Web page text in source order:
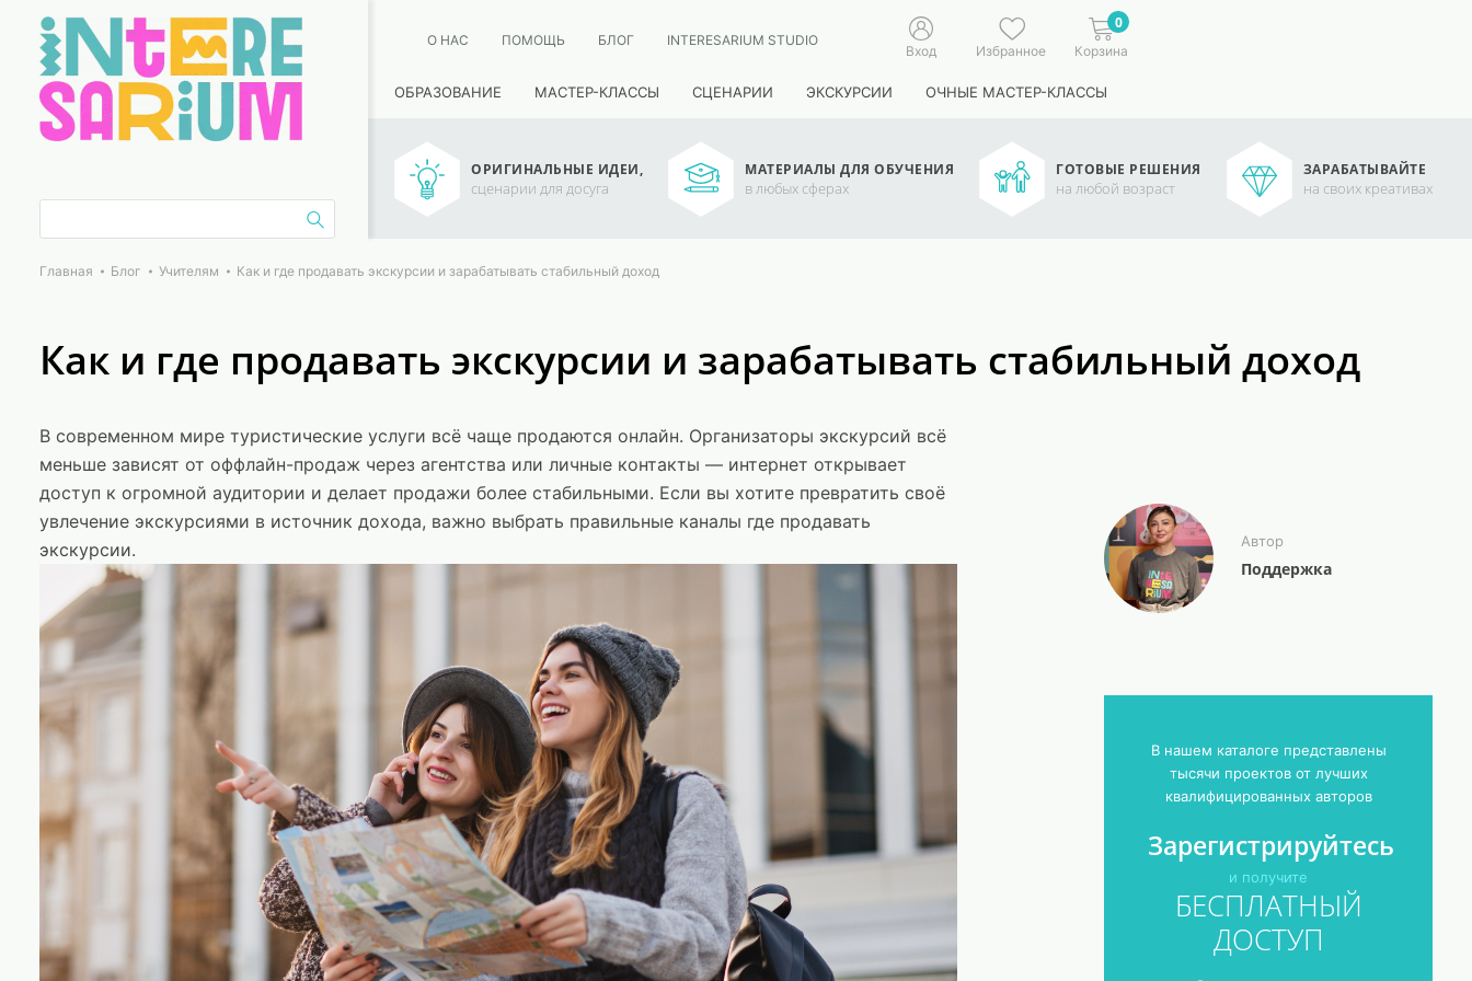
О НАС ПОМОЩЬ БЛОГ INTERESARIUM STUDIO
Вход Избранное
0
Корзина
ОБРАЗОВАНИЕ МАСТЕР-КЛАССЫ СЦЕНАРИИ ЭКСКУРСИИ ОЧНЫЕ МАСТЕР-КЛАССЫ
ОРИГИНАЛЬНЫЕ ИДЕИ,
сценарии для досуга
МАТЕРИАЛЫ ДЛЯ ОБУЧЕНИЯ
в любых сферах
ГОТОВЫЕ РЕШЕНИЯ
на любой возраст
ЗАРАБАТЫВАЙТЕ
на своих креативах
Главная Блог Учителям Как и где продавать экскурсии и зарабатывать стабильный доход
Как и где продавать экскурсии и зарабатывать стабильный доход
В современном мире туристические услуги всё чаще продаются онлайн. Организаторы экскурсий всё
меньше зависят от оффлайн-продаж через агентства или личные контакты — интернет открывает
доступ к огромной аудитории и делает продажи более стабильными. Если вы хотите превратить своё
увлечение экскурсиями в источник дохода, важно выбрать правильные каналы где продавать
экскурсии.
Автор
Поддержка
В нашем каталоге представлены
тысячи проектов от лучших
квалифицированных авторов
Зарегистрируйтесь
и получите
БЕСПЛАТНЫЙ
ДОСТУП